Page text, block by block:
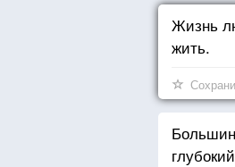
Жизнь
жить.